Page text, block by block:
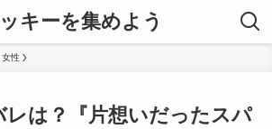
キーを集めよう
女性
レは？『片想いだったスパ